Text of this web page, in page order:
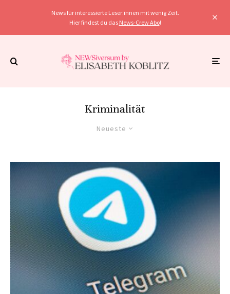
News für interessierte Leser:innen mit wenig Zeit.
Hier findest du das News-Crew Abo!
Kriminalität
Neueste